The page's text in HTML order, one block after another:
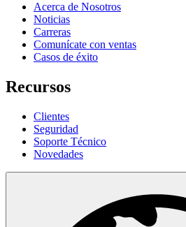
Acerca de Nosotros
Noticias
Carreras
Comunícate con ventas
Casos de éxito
Recursos
Clientes
Seguridad
Soporte Técnico
Novedades